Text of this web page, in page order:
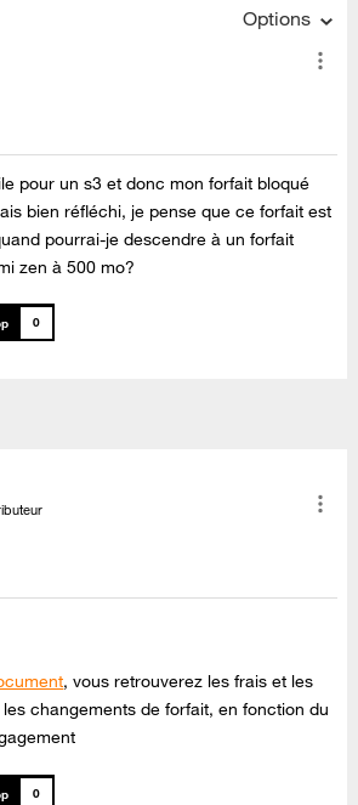
Options
pour un s3 et donc mon forfait bloqué
bien réfléchi, je pense que ce forfait est
pourrai-je descendre à un forfait
zen à 500 mo?
0
, vous retrouverez les frais et les
changements de forfait, en fonction du
0